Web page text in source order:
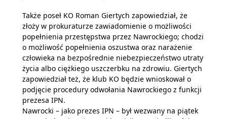
Także poseł KO Roman Giertych zapowiedział, że
złoży w prokuraturze zawiadomienie o możliwości
popełnienia przestępstwa przez Nawrockiego; chodzi
o możliwość popełnienia oszustwa oraz narażenie
człowieka na bezpośrednie niebezpieczeństwo utraty
życia albo ciężkiego uszczerbku na zdrowiu. Giertych
zapowiedział też, że klub KO będzie wnioskował o
podjęcie procedury odwołania Nawrockiego z funkcji
prezesa IPN.
Nawrocki – jako prezes IPN – był wezwany na piątek